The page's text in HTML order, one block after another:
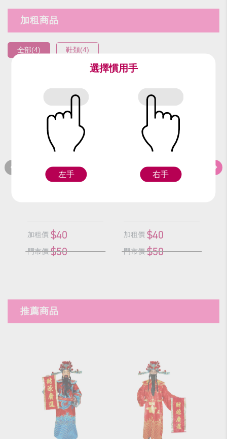
加租商品
全部(4) 鞋類(4)
黑長靴(24號)(雙)
加租價 $40
門市價 $50
黑長靴(25號)
加租價 $40
門市價 $50
推薦商品
選擇慣用手
左手 右手